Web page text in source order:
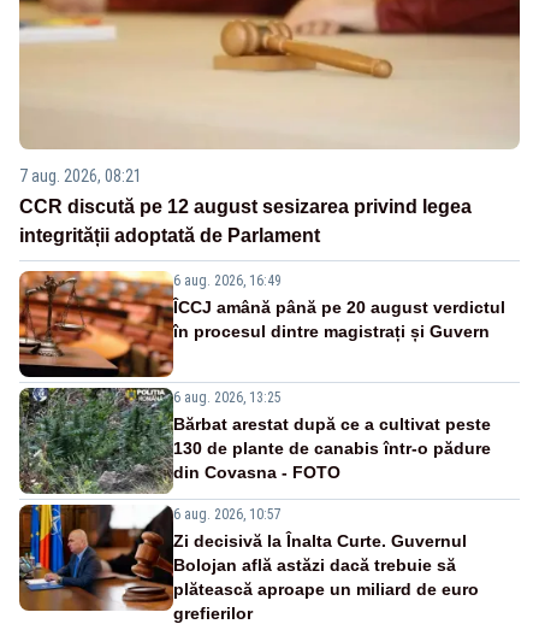
7 aug. 2026, 08:21
CCR discută pe 12 august sesizarea privind legea
integrității adoptată de Parlament
6 aug. 2026, 16:49
ÎCCJ amână până pe 20 august verdictul
în procesul dintre magistrați și Guvern
6 aug. 2026, 13:25
Bărbat arestat după ce a cultivat peste
130 de plante de canabis într-o pădure
din Covasna - FOTO
6 aug. 2026, 10:57
Zi decisivă la Înalta Curte. Guvernul
Bolojan află astăzi dacă trebuie să
plătească aproape un miliard de euro
grefierilor